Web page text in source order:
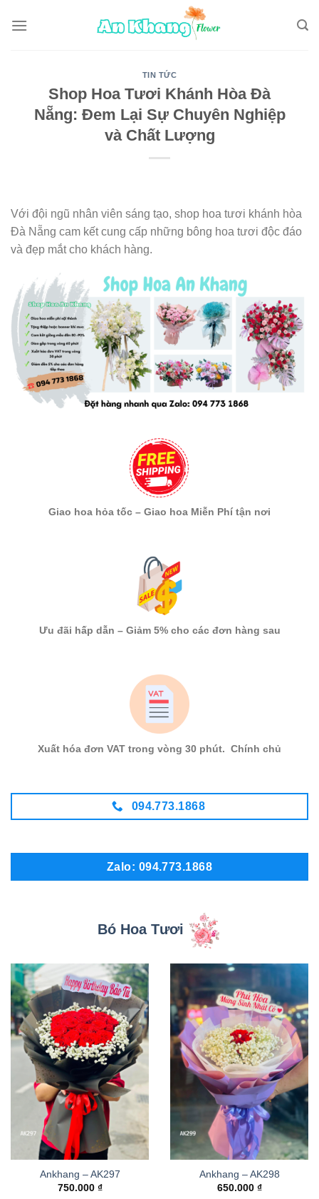
TIN TỨC
Shop Hoa Tươi Khánh Hòa Đà
Nẵng: Đem Lại Sự Chuyên Nghiệp
và Chất Lượng
Với đội ngũ nhân viên sáng tạo, shop hoa tươi khánh hòa
Đà Nẵng cam kết cung cấp những bông hoa tươi độc đáo
và đẹp mắt cho khách hàng.
Giao hoa hỏa tốc – Giao hoa Miễn Phí tận nơi
Ưu đãi hấp dẫn – Giảm 5% cho các đơn hàng sau
Xuất hóa đơn VAT trong vòng 30 phút. Chính chủ
094.773.1868
Zalo: 094.773.1868
Bó Hoa Tươi
Ankhang – AK297
750.000 ₫
Ankhang – AK298
650.000 ₫